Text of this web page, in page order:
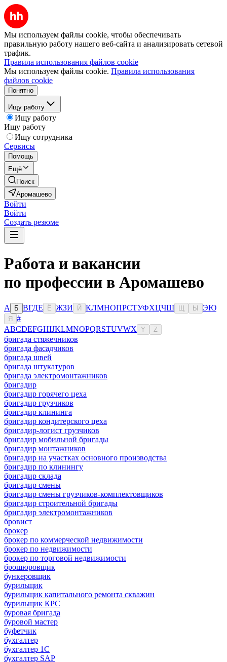
Мы используем файлы cookie, чтобы обеспечивать
правильную работу нашего веб-сайта и анализировать сетевой
трафик.
Правила использования файлов cookie
Мы используем файлы cookie. Правила использования
файлов cookie
Понятно
Ищу работу
Ищу работу
Ищу работу
Ищу сотрудника
Сервисы
Помощь
Ещё
Поиск
Аромашево
Войти
Войти
Создать резюме
Работа и вакансии
по профессии в Аромашево
А Б ВГДЕ Ё ЖЗИ Й КЛМНОПРСТУФХЦЧШ Ы ЭЮ
Я
#
ABCDEFGHIJKLMNOPQRSTUVWX Y Z
бригада стяжечников
бригада фасадчиков
бригада швей
бригада штукатуров
бригада электромонтажников
бригадир
бригадир горячего цеха
бригадир грузчиков
бригадир клининга
бригадир кондитерского цеха
бригадир-логист грузчиков
бригадир мобильной бригады
бригадир монтажников
бригадир на участках основного производства
бригадир по клинингу
бригадир склада
бригадир смены
бригадир смены грузчиков-комплектовщиков
бригадир строительной бригады
бригадир электромонтажников
бровист
брокер
брокер по коммерческой недвижимости
брокер по недвижимости
брокер по торговой недвижимости
брошюровщик
бункеровщик
бурильщик
бурильщик капитального ремонта скважин
бурильщик КРС
буровая бригада
буровой мастер
буфетчик
бухгалтер
бухгалтер 1C
бухгалтер SAP